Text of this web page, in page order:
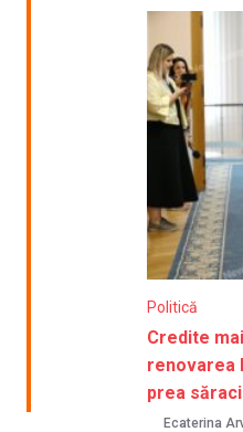
Politică
Credite
renovarea
prea
Ecaterina